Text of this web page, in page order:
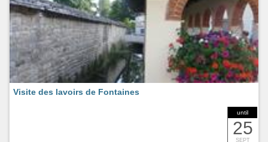
until
25
SEPT
Visite des lavoirs de Fontaines